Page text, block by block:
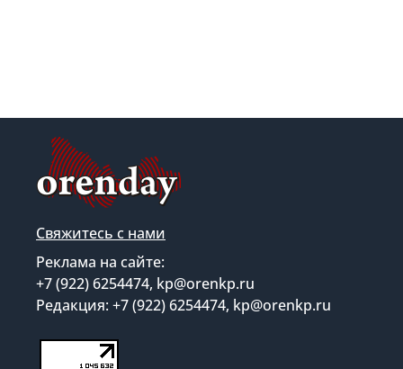
Свяжитесь с нами
Реклама на сайте:
+7 (922) 6254474, kp@orenkp.ru
Редакция: +7 (922) 6254474, kp@orenkp.ru